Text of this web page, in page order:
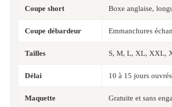
Coupe short Boxe anglaise,
Coupe débardeur Emmanchures
Tailles S, M, L, XL, XXL,
Délai 10 à 15 jours
Maquette Gratuite et sans